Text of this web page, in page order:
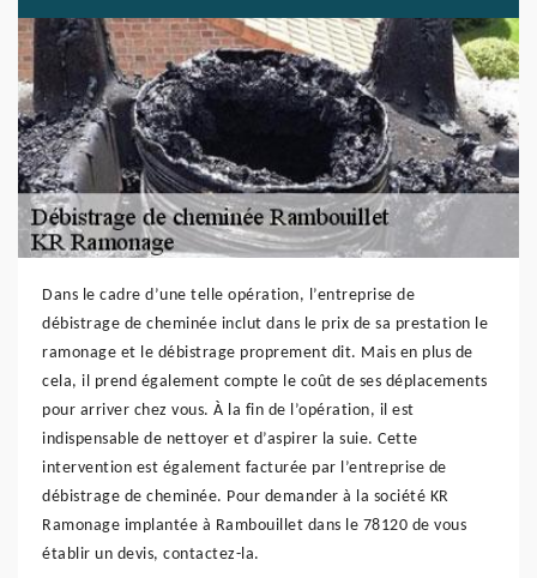
Dans le cadre d’une telle opération, l’entreprise de
débistrage de cheminée inclut dans le prix de sa prestation le
ramonage et le débistrage proprement dit. Mais en plus de
cela, il prend également compte le coût de ses déplacements
pour arriver chez vous. À la fin de l’opération, il est
indispensable de nettoyer et d’aspirer la suie. Cette
intervention est également facturée par l’entreprise de
débistrage de cheminée. Pour demander à la société KR
Ramonage implantée à Rambouillet dans le 78120 de vous
établir un devis, contactez-la.